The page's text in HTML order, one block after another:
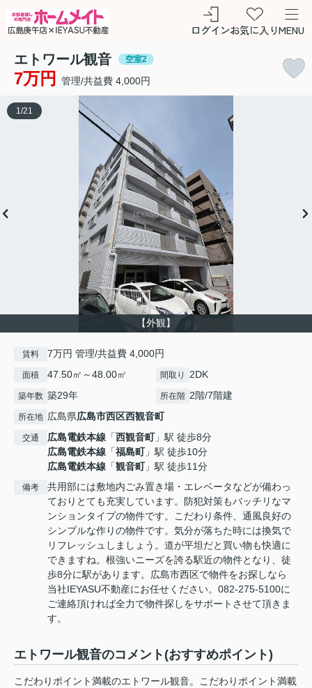
ログインお気に入りMENU
エトワール観音 空室2
7万円 管理/共益費 4,000円
【外観】
1 /21
賃料 7万円 管理/共益費 4,000円
面積 47.50㎡～48.00㎡ 間取り 2DK
築年数 築29年 所在階 2階/7階建
所在地 広島県広島市西区西観音町
交通 広島電鉄本線 「西観音町」駅 徒歩8分
広島電鉄本線 「福島町」駅 徒歩10分
広島電鉄本線 「観音町」駅 徒歩11分
備考
共用部には敷地内ごみ置き場・エレベータなどが備わっ
ておりとても充実しています。防犯対策もバッチリなマ
ンションタイプの物件です。こだわり条件、通風良好の
シンプルな作りの物件です。気分が落ちた時には換気で
リフレッシュしましょう。道が平坦だと買い物も快適に
できますね。根強いニーズを誇る駅近の物件となり、徒
歩8分に駅があります。広島市西区で物件をお探しなら
当社IEYASU不動産にお任せください。082-275-5100に
ご連絡頂ければ全力で物件探しをサポートさせて頂きま
す。
エトワール観音のコメント(おすすめポイント)
こだわりポイント満載のエトワール観音。こだわりポイント満載